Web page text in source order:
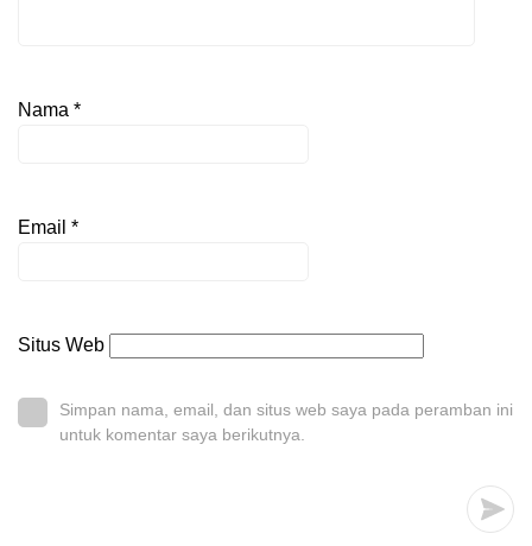
Nama *
Email *
Situs Web
Simpan nama, email, dan situs web saya pada peramban ini
untuk komentar saya berikutnya.